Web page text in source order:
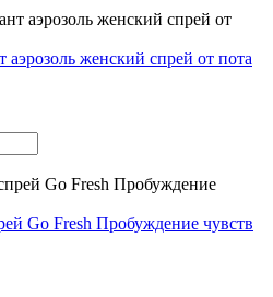
женский спрей от пота
Go Fresh Пробуждение чувств